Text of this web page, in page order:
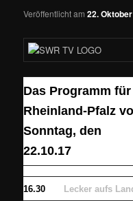
Veröffentlicht am22.
Das Programm für
Rheinland-Pfalz
Sonntag, den
22.10.17
16.30 Lecker aufs